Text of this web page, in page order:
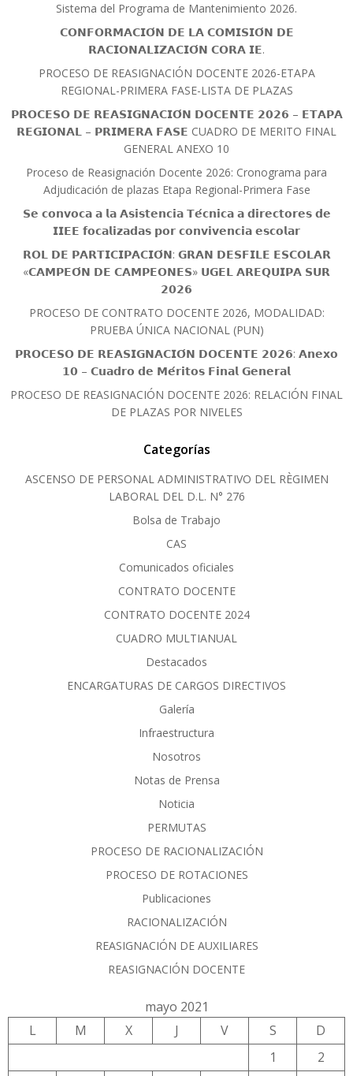
Sistema del Programa de Mantenimiento 2026.
𝗖𝗢𝗡𝗙𝗢𝗥𝗠𝗔𝗖𝗜𝗢́𝗡 𝗗𝗘 𝗟𝗔 𝗖𝗢𝗠𝗜𝗦𝗜𝗢́𝗡 𝗗𝗘
𝗥𝗔𝗖𝗜𝗢𝗡𝗔𝗟𝗜𝗭𝗔𝗖𝗜𝗢́𝗡 𝗖𝗢𝗥𝗔 𝗜𝗘.
PROCESO DE REASIGNACIÓN DOCENTE 2026-ETAPA
REGIONAL-PRIMERA FASE-LISTA DE PLAZAS
𝗣𝗥𝗢𝗖𝗘𝗦𝗢 𝗗𝗘 𝗥𝗘𝗔𝗦𝗜𝗚𝗡𝗔𝗖𝗜𝗢́𝗡 𝗗𝗢𝗖𝗘𝗡𝗧𝗘 𝟮𝟬𝟮𝟲 – 𝗘𝗧𝗔𝗣𝗔
𝗥𝗘𝗚𝗜𝗢𝗡𝗔𝗟 – 𝗣𝗥𝗜𝗠𝗘𝗥𝗔 𝗙𝗔𝗦𝗘 CUADRO DE MERITO FINAL
GENERAL ANEXO 10
Proceso de Reasignación Docente 2026: Cronograma para
Adjudicación de plazas Etapa Regional-Primera Fase
𝗦𝗲 𝗰𝗼𝗻𝘃𝗼𝗰𝗮 𝗮 𝗹𝗮 𝗔𝘀𝗶𝘀𝘁𝗲𝗻𝗰𝗶𝗮 𝗧𝗲́𝗰𝗻𝗶𝗰𝗮 𝗮 𝗱𝗶𝗿𝗲𝗰𝘁𝗼𝗿𝗲𝘀 𝗱𝗲
𝗜𝗜𝗘𝗘 𝗳𝗼𝗰𝗮𝗹𝗶𝘇𝗮𝗱𝗮𝘀 𝗽𝗼𝗿 𝗰𝗼𝗻𝘃𝗶𝘃𝗲𝗻𝗰𝗶𝗮 𝗲𝘀𝗰𝗼𝗹𝗮𝗿
𝗥𝗢𝗟 𝗗𝗘 𝗣𝗔𝗥𝗧𝗜𝗖𝗜𝗣𝗔𝗖𝗜𝗢́𝗡: 𝗚𝗥𝗔𝗡 𝗗𝗘𝗦𝗙𝗜𝗟𝗘 𝗘𝗦𝗖𝗢𝗟𝗔𝗥
«𝗖𝗔𝗠𝗣𝗘𝗢́𝗡 𝗗𝗘 𝗖𝗔𝗠𝗣𝗘𝗢𝗡𝗘𝗦» 𝗨𝗚𝗘𝗟 𝗔𝗥𝗘𝗤𝗨𝗜𝗣𝗔 𝗦𝗨𝗥
𝟮𝟬𝟮𝟲
PROCESO DE CONTRATO DOCENTE 2026, MODALIDAD:
PRUEBA ÚNICA NACIONAL (PUN)
𝗣𝗥𝗢𝗖𝗘𝗦𝗢 𝗗𝗘 𝗥𝗘𝗔𝗦𝗜𝗚𝗡𝗔𝗖𝗜𝗢́𝗡 𝗗𝗢𝗖𝗘𝗡𝗧𝗘 𝟮𝟬𝟮𝟲: 𝗔𝗻𝗲𝘅𝗼
𝟭𝟬 – 𝗖𝘂𝗮𝗱𝗿𝗼 𝗱𝗲 𝗠𝗲́𝗿𝗶𝘁𝗼𝘀 𝗙𝗶𝗻𝗮𝗹 𝗚𝗲𝗻𝗲𝗿𝗮𝗹
PROCESO DE REASIGNACIÓN DOCENTE 2026: RELACIÓN FINAL
DE PLAZAS POR NIVELES
Categorías
ASCENSO DE PERSONAL ADMINISTRATIVO DEL RÈGIMEN
LABORAL DEL D.L. N° 276
Bolsa de Trabajo
CAS
Comunicados oficiales
CONTRATO DOCENTE
CONTRATO DOCENTE 2024
CUADRO MULTIANUAL
Destacados
ENCARGATURAS DE CARGOS DIRECTIVOS
Galería
Infraestructura
Nosotros
Notas de Prensa
Noticia
PERMUTAS
PROCESO DE RACIONALIZACIÓN
PROCESO DE ROTACIONES
Publicaciones
RACIONALIZACIÓN
REASIGNACIÓN DE AUXILIARES
REASIGNACIÓN DOCENTE
mayo 2021
L
M X J V S
D
1
2